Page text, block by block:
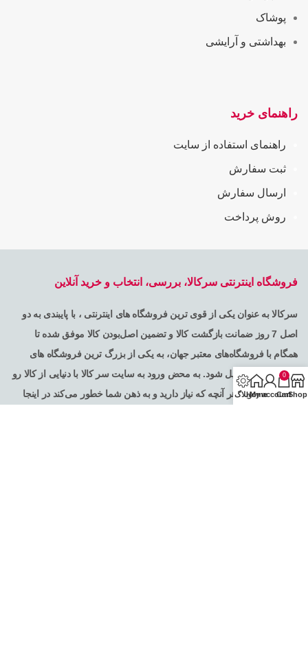
پوشاک
بهداشتی و آرایشی
راهنمای خرید
راهنمای استفاده از سایت
ثبت سفارش
ارسال سفارش
روش پرداخت
فروشگاه اینترنتی سرکالا، بررسی، انتخاب و خرید آنلاین
سرکالا به عنوان یکی از قوی ترین فروشگاه های اینترنتی ، با پایبندی به دو
اصل 7 روز ضمانت بازگشت کالا و تضمین اصل‌بودن کالا موفق شده تا
همگام با فروشگاه‌های معتبر جهان، به یکی از بزرگ ترین فروشگاه های
اینترنتی ایران تبدیل شود. به محض ورود به سایت سر کالا با دنیایی از کالا رو
به رو می‌شوید! هر آنچه که نیاز دارید و به ذهن شما خطور می‌کند در اینجاShop
0
Cart
My account
Homeوبلاگ